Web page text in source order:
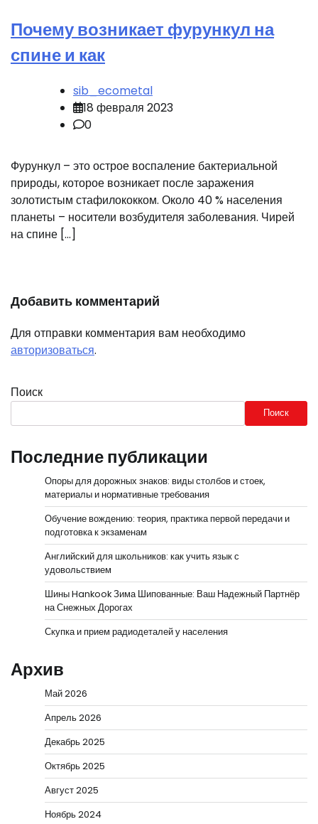
Почему возникает фурункул на
спине и как
sib_ecometal
18 февраля 2023
0
Фурункул – это острое воспаление бактериальной
природы, которое возникает после заражения
золотистым стафилококком. Около 40 % населения
планеты – носители возбудителя заболевания. Чирей
на спине […]
Добавить комментарий
Для отправки комментария вам необходимо
авторизоваться.
Поиск
Поиск
Последние публикации
Опоры для дорожных знаков: виды столбов и стоек,
материалы и нормативные требования
Обучение вождению: теория, практика первой передачи и
подготовка к экзаменам
Английский для школьников: как учить язык с
удовольствием
Шины Hankook Зима Шипованные: Ваш Надежный Партнёр
на Снежных Дорогах
Скупка и прием радиодеталей у населения
Архив
Май 2026
Апрель 2026
Декабрь 2025
Октябрь 2025
Август 2025
Ноябрь 2024